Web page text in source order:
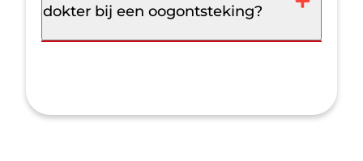
dokter bij een oogontsteking?